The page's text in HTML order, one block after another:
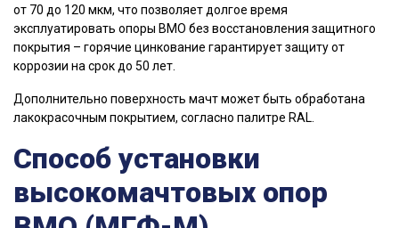
от 70 до 120 мкм, что позволяет долгое время
эксплуатировать опоры ВМО без восстановления защитного
покрытия – горячие цинкование гарантирует защиту от
коррозии на срок до 50 лет.
Дополнительно поверхность мачт может быть обработана
лакокрасочным покрытием, согласно палитре RAL.
Способ установки
высокомачтовых опор